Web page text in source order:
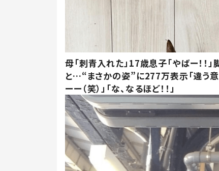
母「刺青入れた」17歳息子「やばー！！
と…“まさかの姿”に277万表示「違う
ーー（笑）」「な、なるほど！！」